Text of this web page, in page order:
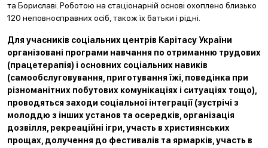
та Бориславі. Роботою на стаціонарній основі охоплено близько
120 неповносправних осіб, також їх батьки і рідні.
Для учасників соціальних центрів Карітасу України
організовані програми навчання по отриманню трудових
(працетерапія) і основних соціальних навиків
(самообслуговування, приготування їжі, поведінка при
різноманітних побутових комунікаціях і ситуаціях тощо),
проводяться заходи соціальної інтеграції (зустрічі з
молоддю з інших установ та осередків, організація
дозвілля, рекреаційні ігри, участь в християнських
прощах, долучення до фестивалів та ярмарків, участь в